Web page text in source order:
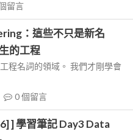
留言
：這些不只是新名
的工程
程名詞的領域。 我們才剛學會
0個留言
] 學習筆記 Day3 Data